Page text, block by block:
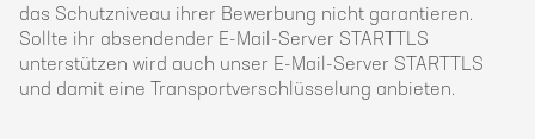
das Schutzniveau ihrer Bewerbung nicht garantieren.
Sollte ihr absendender E-Mail-Server STARTTLS
unterstützen wird auch unser E-Mail-Server STARTTLS
und damit eine Transportverschlüsselung anbieten.